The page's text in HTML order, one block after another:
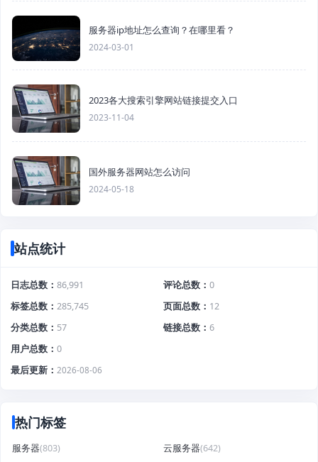
服务器ip地址怎么查询？在哪里看？
2024-03-01
2023各大搜索引擎网站链接提交入口
2023-11-04
国外服务器网站怎么访问
2024-05-18
站点统计
日志总数 86,991 评论总数
0
标签总数
285,745 页面总数
12
分类总数
57 链接总数
6
用户总数
0
最后更新
2026-08-06
热门标签
服务器(803) 云服务器(642)